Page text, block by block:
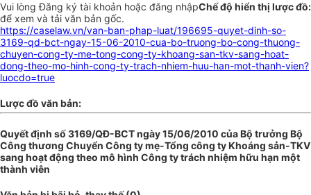
Chế độ hiển thị lược đồ:
Vui lòngĐăng ký tài khoản hoặc đăng nhập
để xem và tải văn bản gốc.
https://caselaw.vn/van-ban-phap-luat/196695-quyet-dinh-so-
3169-qd-bct-ngay-15-06-2010-cua-bo-truong-bo-cong-thuong-
chuyen-cong-ty-me-tong-cong-ty-khoang-san-tkv-sang-hoat-
dong-theo-mo-hinh-cong-ty-trach-nhiem-huu-han-mot-thanh-vien?
luocdo=true
Lược đồ văn bản:
Quyết định số 3169/QĐ-BCT ngày 15/06/2010 của Bộ trưởng Bộ
Công thương Chuyển Công ty mẹ-Tổng công ty Khoáng sản-TKV
sang hoạt động theo mô hình Công ty trách nhiệm hữu hạn một
thành viên